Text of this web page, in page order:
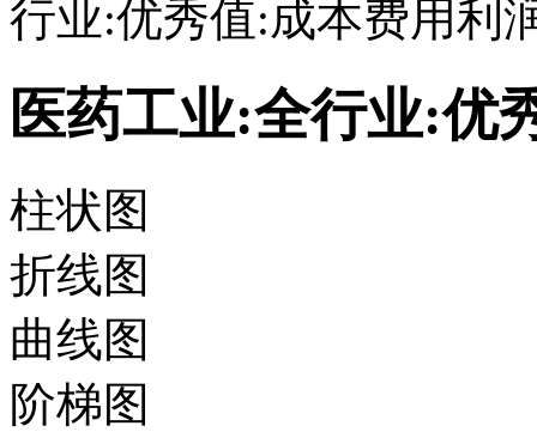
行业:优秀值:成本费用利
医药工业:全行业:优
柱状图
折线图
曲线图
阶梯图